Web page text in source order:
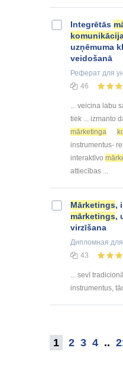
Integrētās
uzņēmuma
veidošanā
Реферат для
46
... veicina labu
tiek ... izmanto
mārketinga
instrumentus-
interaktīvo
attiecības ...
Mārketings,
mārketings,
virzīšana
Дипломная
43
... sevī
instrumentus,
1 2 3 4 ..